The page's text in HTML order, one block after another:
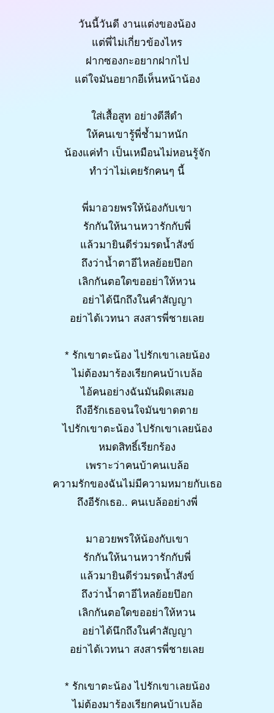
วันนี้วันดี งานแต่งของน้อง
แต่พี่ไม่เกี่ยวข้องไหร
ฝากซองกะอยากฝากไป
แต่ใจมันอยากอีเห็นหน้าน้อง
ใส่เสื้อสูท อย่างดีสีดำ
ให้คนเขารู้พี่ช้ำมาหนัก
น้องแค่ทำ เป็นเหมือนไม่หอนรู้จัก
ทำว่าไม่เคยรักคนๆ นี้
พี่มาอวยพรให้น้องกับเขา
รักกันให้นานหวารักกับพี่
แล้วมายินดีร่วมรดน้ำสังข์
ถึงว่าน้ำตาอีไหลย้อยป๊อก
เลิกกันตอใดขออย่าให้หวน
อย่าได้นึกถึงในคำสัญญา
อย่าได้เวทนา สงสารพี่ชายเลย
* รักเขาตะน้อง ไปรักเขาเลยน้อง
ไม่ต้องมาร้องเรียกคนบ้าเบล้อ
ไอ้คนอย่างฉันมันผิดเสมอ
ถึงอีรักเธอจนใจมันขาดตาย
ไปรักเขาตะน้อง ไปรักเขาเลยน้อง
หมดสิทธิ์เรียกร้อง
เพราะว่าคนบ้าคนเบล้อ
ความรักของฉันไม่มีความหมายกับเธอ
ถึงอีรักเธอ.. คนเบล้ออย่างพี่
มาอวยพรให้น้องกับเขา
รักกันให้นานหวารักกับพี่
แล้วมายินดีร่วมรดน้ำสังข์
ถึงว่าน้ำตาอีไหลย้อยป๊อก
เลิกกันตอใดขออย่าให้หวน
อย่าได้นึกถึงในคำสัญญา
อย่าได้เวทนา สงสารพี่ชายเลย
* รักเขาตะน้อง ไปรักเขาเลยน้อง
ไม่ต้องมาร้องเรียกคนบ้าเบล้อ